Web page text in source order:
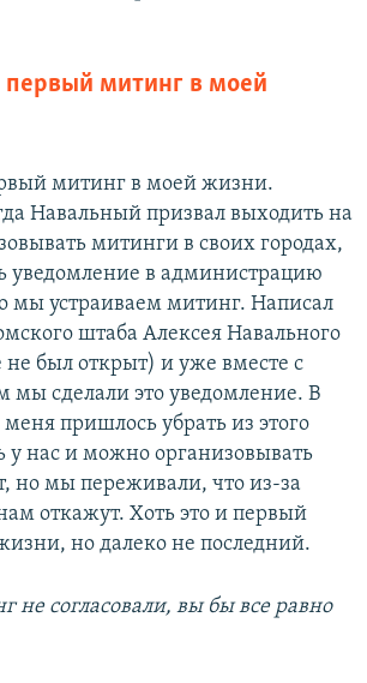
первый митинг в моей
митинг в моей жизни.
Навальный призвал выходить на
митинги в своих городах,
уведомление в администрацию
мы устраиваем митинг. Написал
штаба Алексея Навального
не был открыт) и уже вместе с
мы сделали это уведомление. В
пришлось убрать из этого
у нас и можно организовывать
но мы переживали, что из-за
откажут. Хоть это и первый
но далеко не последний.
не согласовали, вы бы все равно